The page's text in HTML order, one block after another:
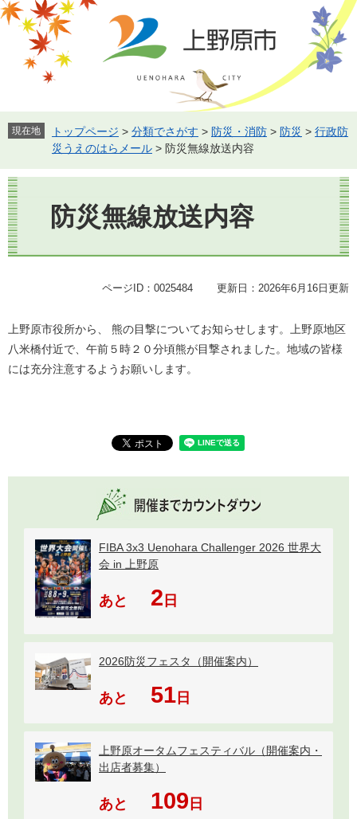
ペ
ー
す。
メ
ニ
し
て
文
へ
現在地 トップページ > 分類でさがす > 防災・消防 > 防災 > 行政防
災うえのはらメール > 防災無線放送内容
本
文
防災無線放送内容
ページID：0025484 更新日：2026年6月16日更新
上野原市役所から、 熊の目撃についてお知らせします。上野原地区
八米橋付近で、午前５時２０分頃熊が目撃されました。地域の皆様
には充分注意するようお願いします。
FIBA 3x3 Uenohara Challenger 2026 世界大
会 in 上野原
あと 2 日
2026防災フェスタ（開催案内）
あと 51日
上野原オータムフェスティバル（開催案内・
出店者募集）
あと 109 日